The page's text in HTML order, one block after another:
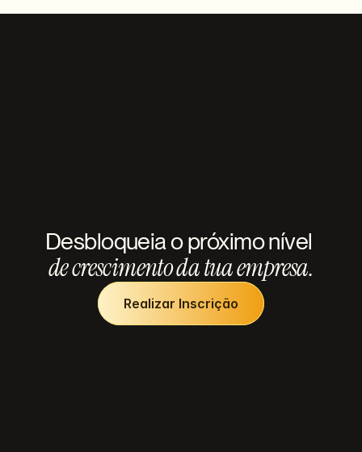
Desbloqueia o próximo nível
de crescimento da tua empresa.
Realizar Inscrição